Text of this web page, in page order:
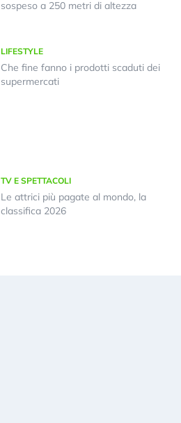
sospeso a 250 metri di altezza
LIFESTYLE
Che fine fanno i prodotti scaduti dei
supermercati
TV E SPETTACOLI
Le attrici più pagate al mondo, la
classifica 2026